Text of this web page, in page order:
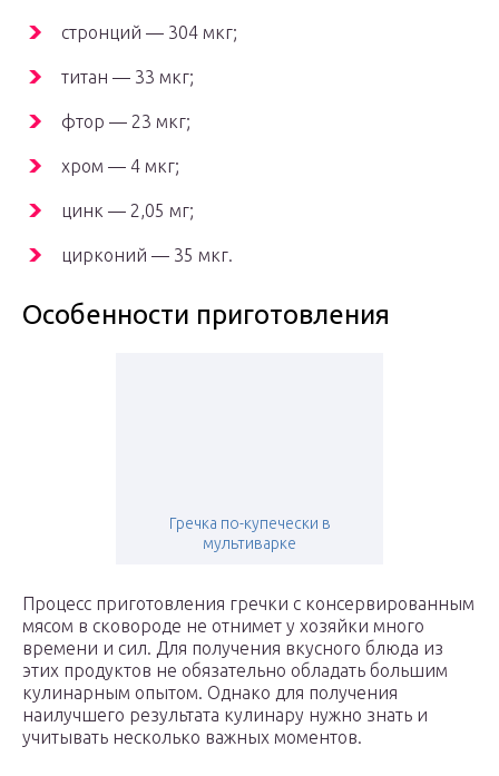
стронций — 304 мкг;
титан — 33 мкг;
фтор — 23 мкг;
хром — 4 мкг;
цинк — 2,05 мг;
цирконий — 35 мкг.
Особенности приготовления
Гречка по-купечески в
мультиварке
Процесс приготовления гречки с консервированным
мясом в сковороде не отнимет у хозяйки много
времени и сил. Для получения вкусного блюда из
этих продуктов не обязательно обладать большим
кулинарным опытом. Однако для получения
наилучшего результата кулинару нужно знать и
учитывать несколько важных моментов.